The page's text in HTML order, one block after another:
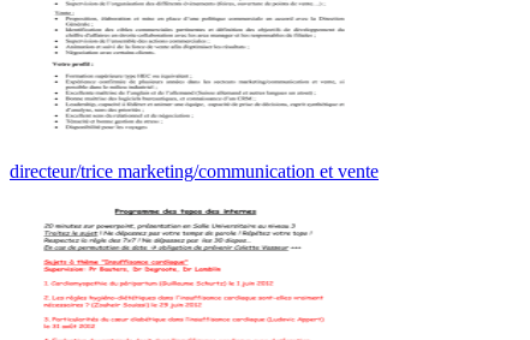
directeur/trice marketing/communication et vente